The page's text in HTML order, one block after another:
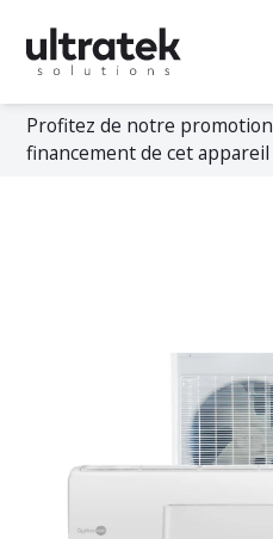
Profitez de notre
financement de cet appareil